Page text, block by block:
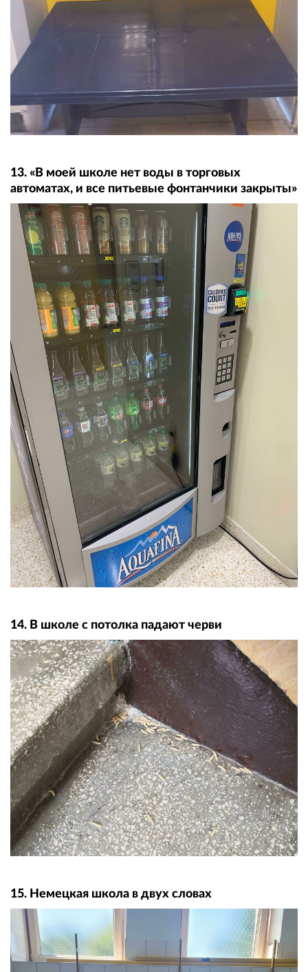
13. «В моей школе нет воды в торговых
автоматах, и все питьевые фонтанчики закрыты»
14. В школе с потолка падают черви
15. Немецкая школа в двух словах